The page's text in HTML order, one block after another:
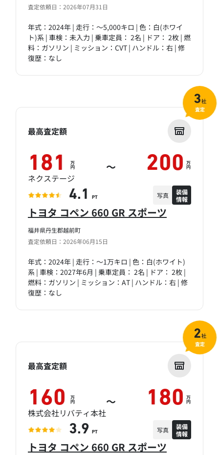
査定依頼日：2026年07月31日
年式：2024年 | 走行：～5,000キロ | 色：白(ホワイ
ト)系 | 車検：未入力 | 乗車定員： 2名 | ドア： 2枚 | 燃
料：ガソリン | ミッション：CVT | ハンドル：右 | 修
復歴：なし
福井県丹生郡越前町
査定依頼日：2026年06月15日
トヨタ コペン 660 GR スポーツ
年式：2024年 | 走行：～1万キロ | 色：白(ホワイト)
系 | 車検：2027年6月 | 乗車定員： 2名 | ドア： 2枚 |
燃料：ガソリン | ミッション：AT | ハンドル：右 | 修
復歴：なし
最高査定額
181 万
円 ～ 200 万
円
ネクステージ
4.1 PT 写真
装備
情報
3社
査定
トヨタ コペン 660 GR スポーツ
最高査定額
160 万
円 ～ 180 万
円
株式会社リバティ本社
3.9 PT 写真
装備
情報
2社
査定